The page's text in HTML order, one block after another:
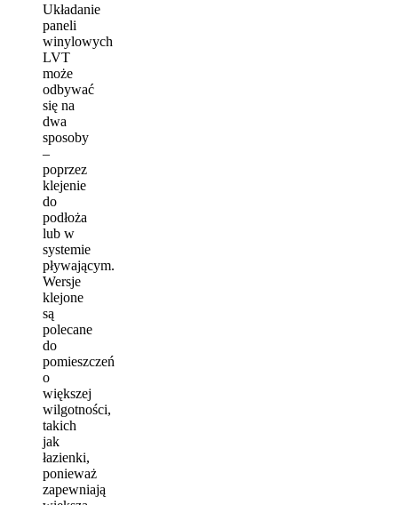
Układanie
paneli
winylowych
LVT
może
odbywać
się na
dwa
sposoby
–
poprzez
klejenie
do
podłoża
lub w
systemie
pływającym.
Wersje
klejone
są
polecane
do
pomieszczeń
o
większej
wilgotności,
takich
jak
łazienki,
ponieważ
zapewniają